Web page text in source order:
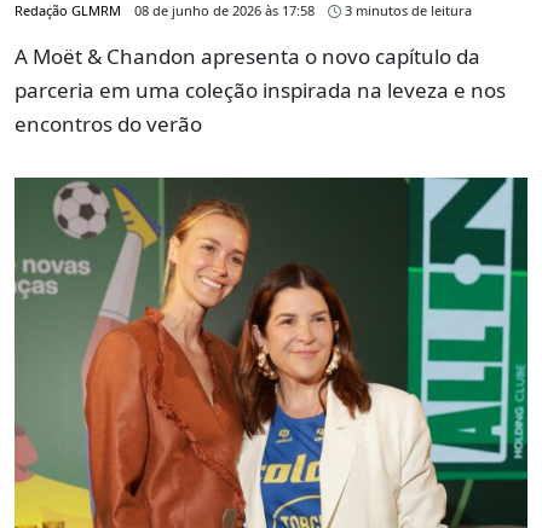
Redação GLMRM 08 de junho de 2026 às 17:58 3 minutos de leitura
A Moët & Chandon apresenta o novo capítulo da
parceria em uma coleção inspirada na leveza e nos
encontros do verão